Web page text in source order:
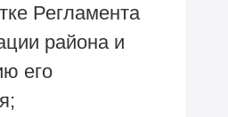
Регламента
района и
его